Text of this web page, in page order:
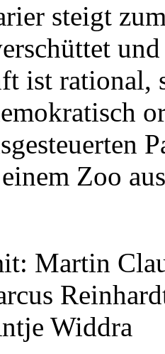
steigt
ist rational,
Zoo
Martin
Widdra